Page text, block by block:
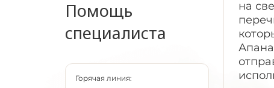
Помощь
специалиста
Горячая линия:
на